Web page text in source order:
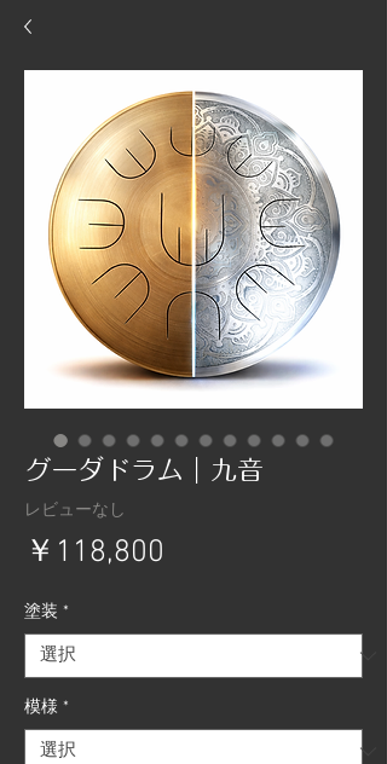
グーダドラム｜九音
レビューなし
￥118,800
塗装 *
模様 *